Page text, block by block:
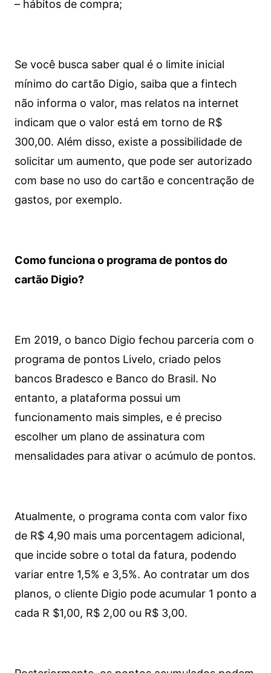
– hábitos de compra;
Se você busca saber qual é o limite inicial
mínimo do cartão Digio, saiba que a fintech
não informa o valor, mas relatos na internet
indicam que o valor está em torno de R$
300,00. Além disso, existe a possibilidade de
solicitar um aumento, que pode ser autorizado
com base no uso do cartão e concentração de
gastos, por exemplo.
Como funciona o programa de pontos do
cartão Digio?
Em 2019, o banco Digio fechou parceria com o
programa de pontos Livelo, criado pelos
bancos Bradesco e Banco do Brasil. No
entanto, a plataforma possui um
funcionamento mais simples, e é preciso
escolher um plano de assinatura com
mensalidades para ativar o acúmulo de pontos.
Atualmente, o programa conta com valor fixo
de R$ 4,90 mais uma porcentagem adicional,
que incide sobre o total da fatura, podendo
variar entre 1,5% e 3,5%. Ao contratar um dos
planos, o cliente Digio pode acumular 1 ponto a
cada R $1,00, R$ 2,00 ou R$ 3,00.